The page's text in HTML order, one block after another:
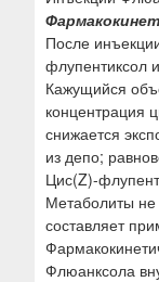
После
флупентиксол
Кажущийся
концентрация
снижается
из депо;
Цис(Z)-
Метаболиты не
составляет
Флюанксола